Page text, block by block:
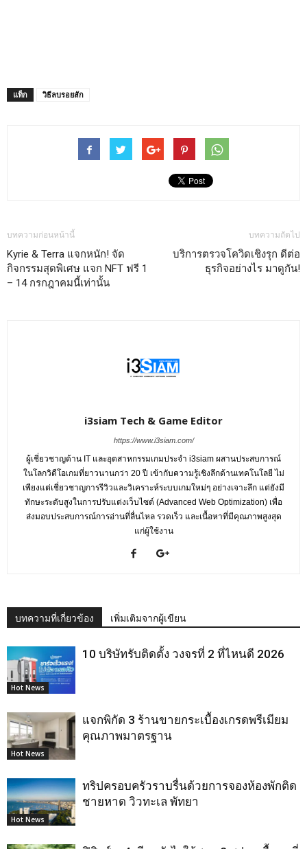
แท็ก วิธีลบรอยสัก
บทความก่อนหน้านี้
Kyrie & Terra แจกหนัก! จัด
กิจกรรมสุดพิเศษ แจก NFT ฟรี 1
– 14 กรกฎาคมนี้เท่านั้น
บทความถัดไป
บริการตรวจโควิดเชิงรุก ดีต่อ
ธุรกิจอย่างไร มาดูกัน!
i3siam Tech & Game Editor
https://www.i3siam.com/
ผู้เชี่ยวชาญด้าน IT และอุตสาหกรรมเกมประจำ i3siam ผสานประสบการณ์
ในโลกวิดีโอเกมที่ยาวนานกว่า 20 ปี เข้ากับความรู้เชิงลึกด้านเทคโนโลยี ไม่
เพียงแต่เชี่ยวชาญการรีวิวและวิเคราะห์ระบบเกมใหม่ๆ อย่างเจาะลึก แต่ยังมี
ทักษะระดับสูงในการปรับแต่งเว็บไซต์ (Advanced Web Optimization) เพื่อ
ส่งมอบประสบการณ์การอ่านที่ลื่นไหล รวดเร็ว และเนื้อหาที่มีคุณภาพสูงสุด
แก่ผู้ใช้งาน
บทความที่เกี่ยวข้อง เพิ่มเติมจากผู้เขียน
Hot News
10 บริษัทรับติดตั้ง วงจรที่ 2 ที่ไหนดี 2026
Hot News
แจกพิกัด 3 ร้านขายกระเบื้องเกรดพรีเมียม
คุณภาพมาตรฐาน
Hot News
ทริปครอบครัวราบรื่นด้วยการจองห้องพักติด
ชายหาด วิวทะเล พัทยา